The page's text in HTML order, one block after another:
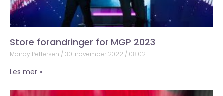
Store forandringer for MGP 2023
Mandy Pettersen 30. november 2022 08:02
Les mer »